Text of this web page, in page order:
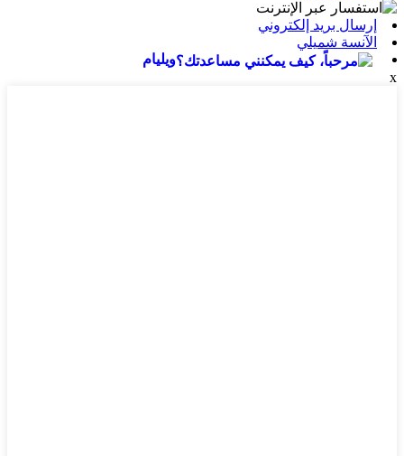
إرسال بريد إلكتروني
الآنسة شميلي
ويليام
x